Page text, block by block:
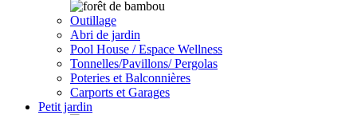
Outillage
Abri de jardin
Pool House / Espace Wellness
Tonnelles/Pavillons/ Pergolas
Poteries et Balconnières
Carports et Garages
Petit jardin